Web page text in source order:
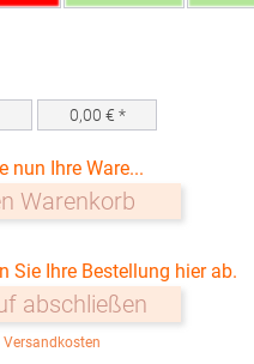
0,00 € *
nun Ihre Ware...
Warenkorb
Sie Ihre Bestellung hier ab.
abschließen
Versandkosten